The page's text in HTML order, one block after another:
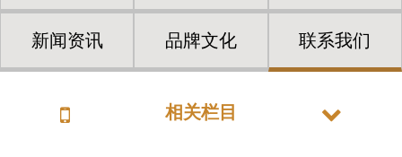
新闻资讯 品牌文化 联系我们
相关栏目